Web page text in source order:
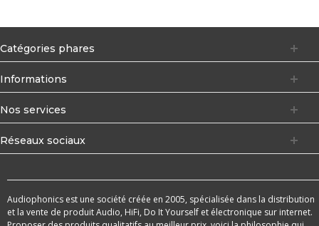
Catégories phares
Informations
Nos services
Réseaux sociaux
Audiophonics est une société créée en 2005, spécialisée dans la distribution
et la vente de produit Audio, HiFi, Do It Yourself et électronique sur internet.